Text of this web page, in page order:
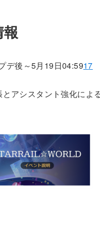
デ後～5月19日04:5917
アシスタント強化によ